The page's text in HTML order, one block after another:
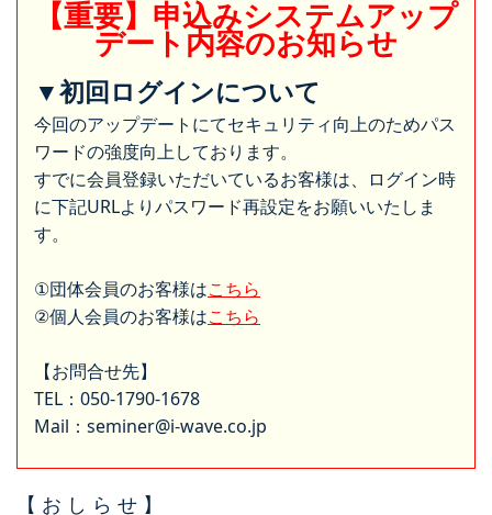
【重要】申込みシステムアップ
デート内容のお知らせ
▼初回ログインについて
今回のアップデートにてセキュリティ向上のためパス
ワードの強度向上しております。
すでに会員登録いただいているお客様は、ログイン時
に下記URLよりパスワード再設定をお願いいたしま
す。
①団体会員のお客様はこちら
②個人会員のお客様はこちら
【お問合せ先】
TEL：050-1790-1678
Mail：seminer@i-wave.co.jp
【 お し ら せ 】